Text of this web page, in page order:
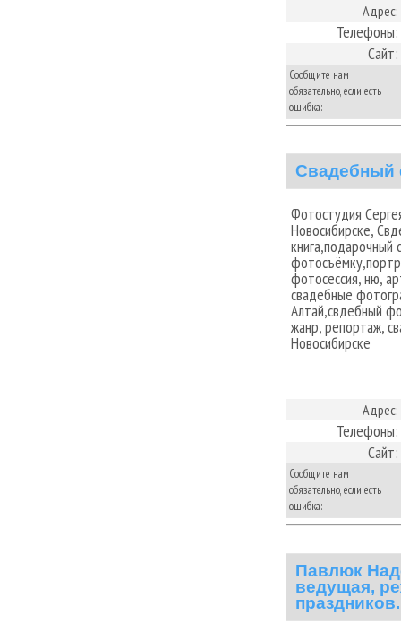
Адрес:
Телефоны:
Сайт:
Сообщите нам
обязательно, если есть
ошибка:
Свадебный
Фотостудия
Новосибирске,
фотосессия, ню,
свадебные
Алтай,свдебный
жанр, репортаж,
Новосибирске
Адрес:
Телефоны:
Сайт:
Сообщите нам
обязательно, если есть
ошибка:
Павлюк
ведущая,
праздников.